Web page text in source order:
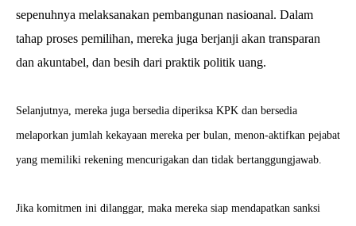
sepenuhnya melaksanakan pembangunan nasioanal. Dalam
tahap proses pemilihan, mereka juga berjanji akan transparan
dan akuntabel, dan besih dari praktik politik uang.
Selanjutnya, mereka juga bersedia diperiksa KPK dan bersedia
melaporkan jumlah kekayaan mereka per bulan, menon-aktifkan pejabat
yang memiliki rekening mencurigakan dan tidak bertanggungjawab.
Jika komitmen ini dilanggar, maka mereka siap mendapatkan sanksi